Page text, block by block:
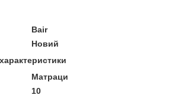
Bair
Новий
Матраци
10